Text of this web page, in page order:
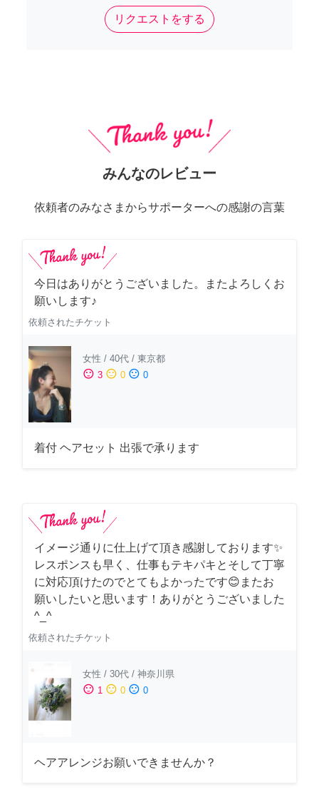
リクエストをする
みんなのレビュー
依頼者のみなさまからサポーターへの感謝の言葉
今日はありがとうございました。またよろしくお
願いします♪
依頼されたチケット
女性 / 40代 / 東京都
sentiment_satisfied 3 sentiment_neutral 0 sentiment_dissatisfied 0
着付 ヘアセット 出張で承ります
イメージ通りに仕上げて頂き感謝しております✨
レスポンスも早く、仕事もテキパキとそして丁寧
に対応頂けたのでとてもよかったです😊またお
願いしたいと思います！ありがとうございました
^_^
依頼されたチケット
女性 / 30代 / 神奈川県
sentiment_satisfied 1 sentiment_neutral 0 sentiment_dissatisfied 0
ヘアアレンジお願いできませんか？